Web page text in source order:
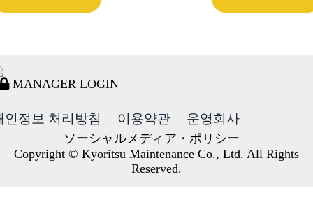
MANAGER LOGIN
인정보 처리방침 이용약관 운영회사
ソーシャルメディア・ポリシー
Copyright © Kyoritsu Maintenance Co., Ltd. All Rights
Reserved.